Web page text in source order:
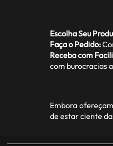
Escolha Seu
Faça o Pedido:
Receba com
com burocracias
Embora
de estar ciente